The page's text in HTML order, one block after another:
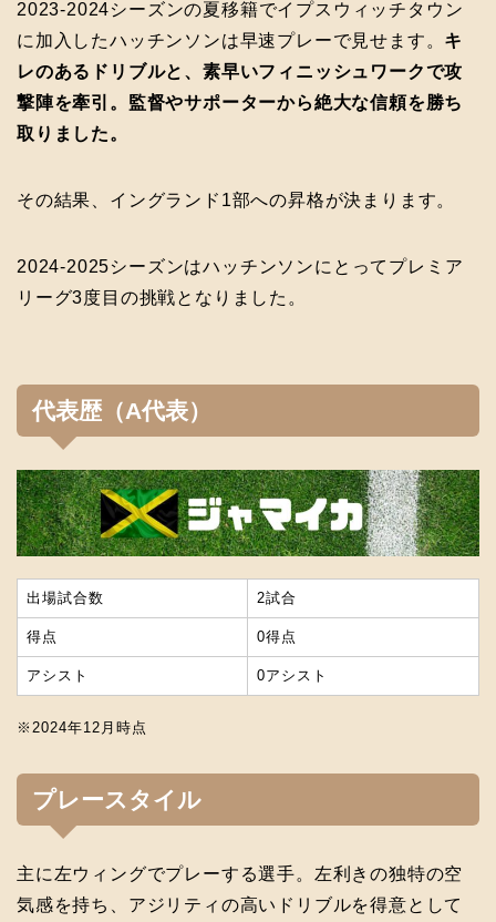
2023-2024シーズンの夏移籍でイプスウィッチタウン
に加入したハッチンソンは早速プレーで見せます。 キ
レのあるドリブルと、素早いフィニッシュワークで攻
撃陣を牽引。監督やサポーターから絶大な信頼を勝ち
取りました。
その結果、イングランド1部への昇格が決まります。
2024-2025シーズンはハッチンソンにとってプレミア
リーグ3度目の挑戦となりました。
代表歴（A代表）
出場試合数 2試合
得点 0得点
アシスト 0アシスト
※2024年12月時点
プレースタイル
主に左ウィングでプレーする選手。左利きの独特の空
気感を持ち、アジリティの高いドリブルを得意として